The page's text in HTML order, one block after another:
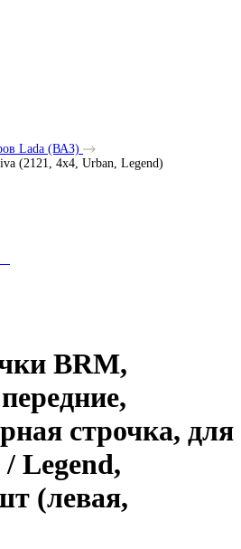
Lada (ВАЗ)
(2121, 4x4, Urban, Legend)
BRM,
строчка, для
Legend,
(левая,